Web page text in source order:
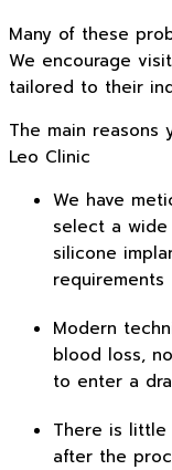
Many of these
We encourage
tailored to their
The main reasons
Leo Clinic
We have
select a
silicone
requirements
Modern
blood loss,
to enter a
There is little
after the